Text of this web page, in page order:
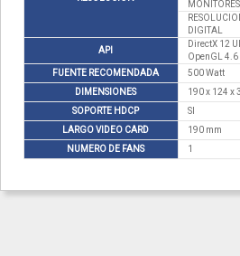
MONITORES
DIGITAL
API
DirectX 12
OpenGL 4.6
FUENTE RECOMENDADA
500 Watt
DIMENSIONES
190 x 124 x
SOPORTE HDCP
SI
LARGO VIDEO CARD
190 mm
NUMERO DE FANS
1